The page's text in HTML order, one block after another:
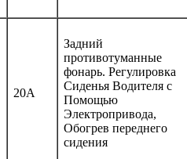
20A
Задний
противотуманные
фонарь. Регулировка
Сиденья Водителя с
Помощью
Электропривода,
Обогрев переднего
сидения